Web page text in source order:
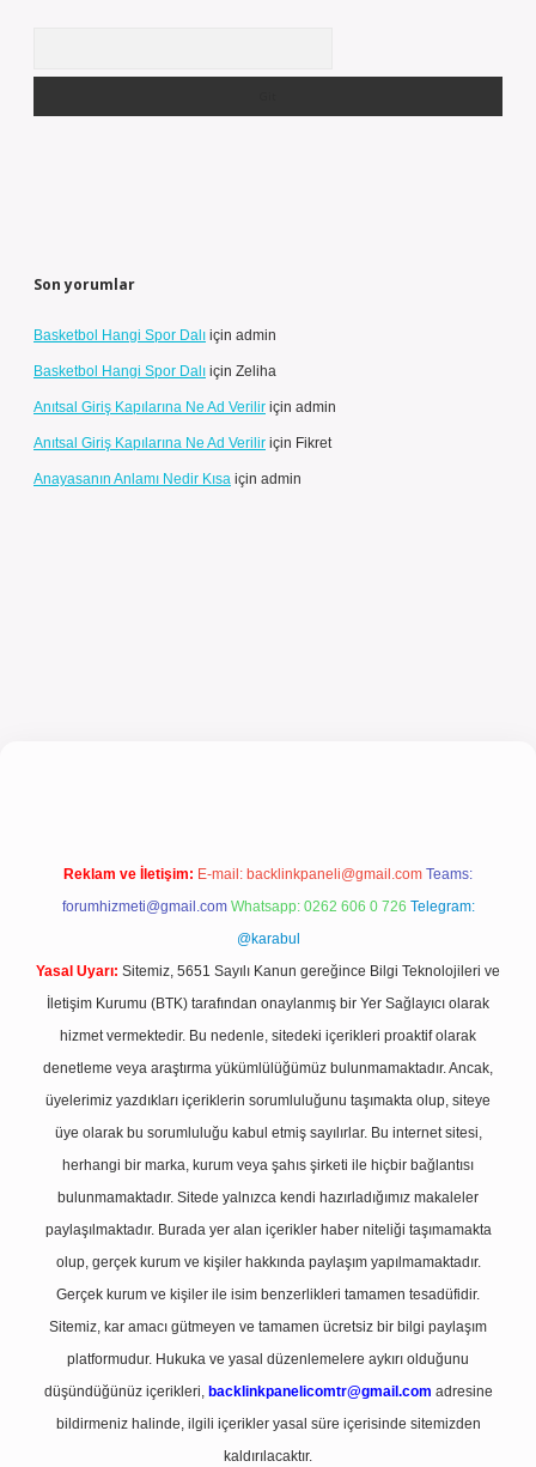
Son yorumlar
Basketbol Hangi Spor Dalı için admin
Basketbol Hangi Spor Dalı için Zeliha
Anıtsal Giriş Kapılarına Ne Ad Verilir için admin
Anıtsal Giriş Kapılarına Ne Ad Verilir için Fikret
Anayasanın Anlamı Nedir Kısa için admin
Reklam ve İletişim: E-mail: backlinkpaneli@gmail.com Teams:
forumhizmeti@gmail.com Whatsapp: 0262 606 0 726 Telegram:
@karabul
Yasal Uyarı: Sitemiz, 5651 Sayılı Kanun gereğince Bilgi Teknolojileri ve
İletişim Kurumu (BTK) tarafından onaylanmış bir Yer Sağlayıcı olarak
hizmet vermektedir. Bu nedenle, sitedeki içerikleri proaktif olarak
denetleme veya araştırma yükümlülüğümüz bulunmamaktadır. Ancak,
üyelerimiz yazdıkları içeriklerin sorumluluğunu taşımakta olup, siteye
üye olarak bu sorumluluğu kabul etmiş sayılırlar. Bu internet sitesi,
herhangi bir marka, kurum veya şahıs şirketi ile hiçbir bağlantısı
bulunmamaktadır. Sitede yalnızca kendi hazırladığımız makaleler
paylaşılmaktadır. Burada yer alan içerikler haber niteliği taşımamakta
olup, gerçek kurum ve kişiler hakkında paylaşım yapılmamaktadır.
Gerçek kurum ve kişiler ile isim benzerlikleri tamamen tesadüfidir.
Sitemiz, kar amacı gütmeyen ve tamamen ücretsiz bir bilgi paylaşım
platformudur. Hukuka ve yasal düzenlemelere aykırı olduğunu
düşündüğünüz içerikleri, backlinkpanelicomtr@gmail.com adresine
bildirmeniz halinde, ilgili içerikler yasal süre içerisinde sitemizden
kaldırılacaktır.